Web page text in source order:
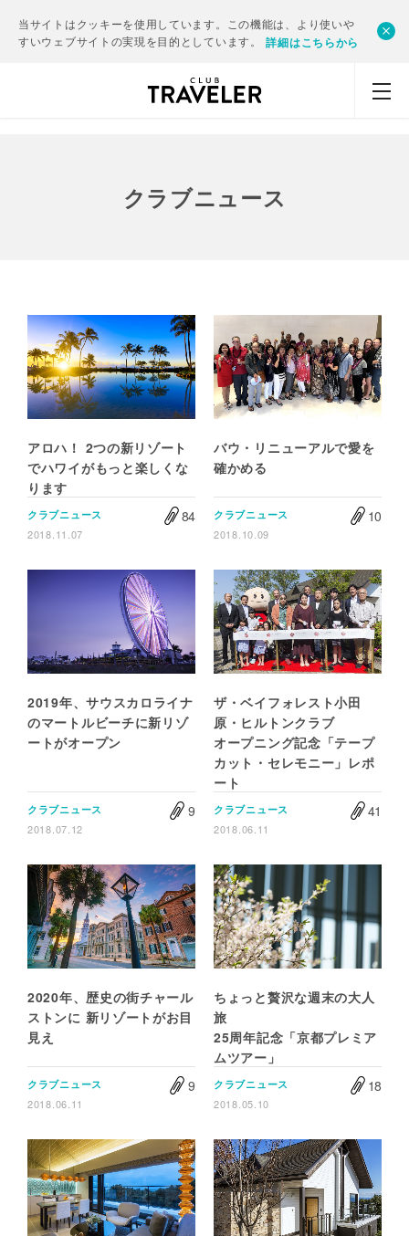
当サイトはクッキーを使用しています。この機能は、より使いや
すいウェブサイトの実現を目的としています。
詳細はこちらから
クラブニュース
アロハ！ 2つの新リゾート
でハワイがもっと楽しくな
ります
クラブニュース
2018.11.07
84
バウ・リニューアルで愛を
確かめる
クラブニュース
2018.10.09
10
2019年、サウスカロライナ
のマートルビーチに新リゾ
ートがオープン
クラブニュース
2018.07.12
9
ザ・ベイフォレスト小田
原・ヒルトンクラブ
オープニング記念「テープ
カット・セレモニー」レポ
ート
クラブニュース
2018.06.11
41
2020年、歴史の街チャール
ストンに 新リゾートがお目
見え
クラブニュース
2018.06.11
9
ちょっと贅沢な週末の大人
旅
25周年記念「京都プレミア
ムツアー」
クラブニュース
2018.05.10
18